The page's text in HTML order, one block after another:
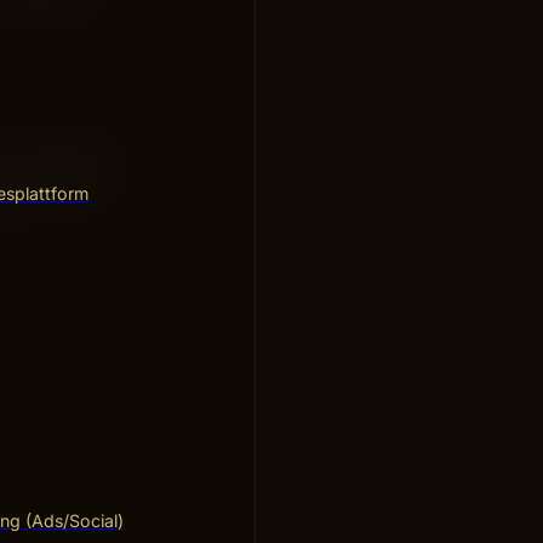
(Ads/Social)
och